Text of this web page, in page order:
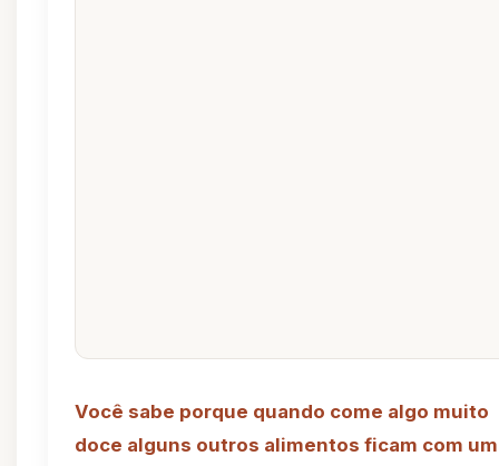
Você sabe porque quando come algo muito
doce alguns outros alimentos ficam com um